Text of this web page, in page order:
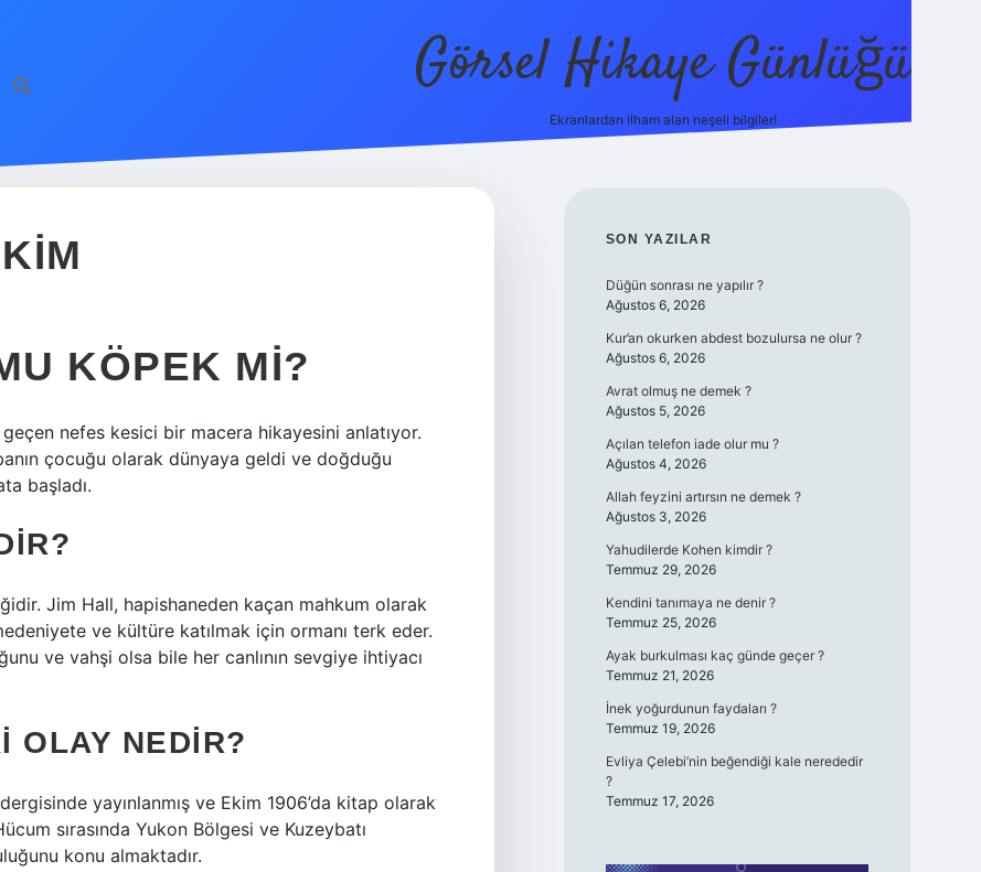
Görsel Hikaye Günlüğü
Ekranlardan ilham alan neşeli bilgiler!
KÖPEK MI?
nefes kesici bir macera hikayesini anlatıyor.
çocuğu olarak dünyaya geldi ve doğduğu
başladı.
Jim Hall, hapishaneden kaçan mahkum olarak
ve kültüre katılmak için ormanı terk eder.
ve vahşi olsa bile her canlının sevgiye ihtiyacı
OLAY NEDIR?
yayınlanmış ve Ekim 1906’da kitap olarak
sırasında Yukon Bölgesi ve Kuzeybatı
konu almaktadır.
SIDEBAR
SON YAZILAR
Düğün sonrası ne yapılır ?
Ağustos 6, 2026
Kur’an okurken abdest bozulursa ne olur ?
Ağustos 6, 2026
Avrat olmuş ne demek ?
Ağustos 5, 2026
Açılan telefon iade olur mu ?
Ağustos 4, 2026
Allah feyzini artırsın ne demek ?
Ağustos 3, 2026
Yahudilerde Kohen kimdir ?
Temmuz 29, 2026
Kendini tanımaya ne denir ?
Temmuz 25, 2026
Ayak burkulması kaç günde geçer ?
Temmuz 21, 2026
İnek yoğurdunun faydaları ?
Temmuz 19, 2026
Evliya Çelebi’nin beğendiği kale nerededir
?
Temmuz 17, 2026